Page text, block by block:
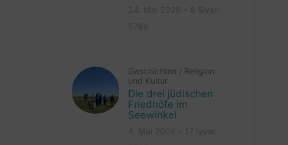
Geschichten / Religion
und Kultur
Die drei jüdischen
Friedhöfe im
Seewinkel